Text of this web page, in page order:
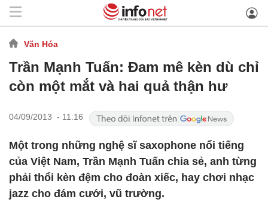
Văn Hóa
Trần Mạnh Tuấn: Đam mê kèn dù chỉ
còn một mắt và hai quả thận hư
04/09/2013 - 11:16
Một trong những nghệ sĩ saxophone nổi tiếng
của Việt Nam, Trần Mạnh Tuấn chia sẻ, anh từng
phải thổi kèn đệm cho đoàn xiếc, hay chơi nhạc
jazz cho đám cưới, vũ trường.